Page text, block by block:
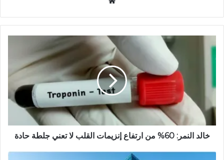
ق
ع
ا
ل
و
ب
خالد النمر: 60% من ارتفاع إنزيمات القلب لا تعني جلطة حادة